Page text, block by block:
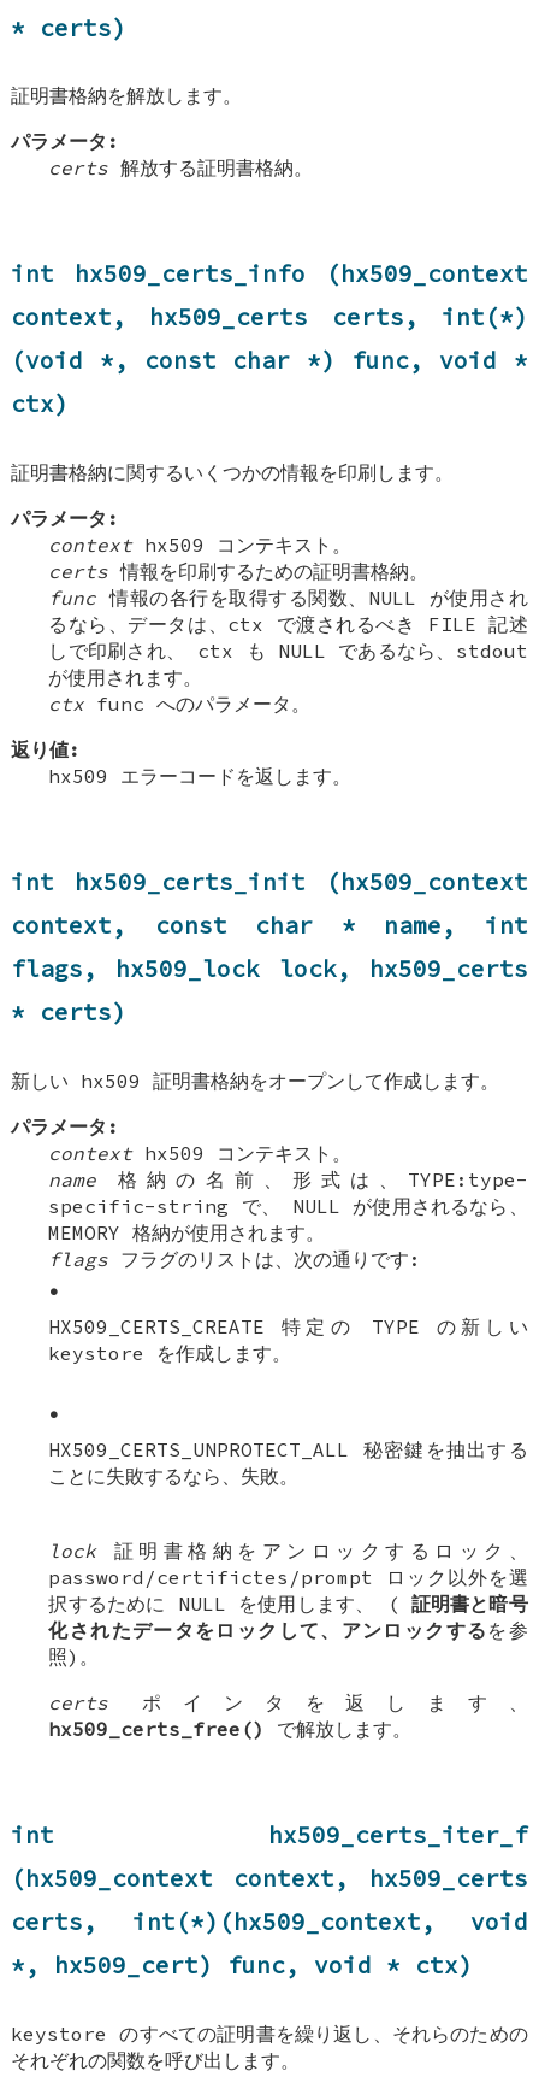
* certs)
証明書格納を解放します。
パラメータ:
certs 解放する証明書格納。
int hx509_certs_info (hx509_context
context, hx509_certs certs, int(*)
(void *, const char *) func, void *
ctx)
証明書格納に関するいくつかの情報を印刷します。
パラメータ:
contexthx509 コンテキスト。
certs 情報を印刷するための証明書格納。
func 情報の各行を取得する関数、NULL が使用され
るなら、データは、ctx で渡されるべき FILE 記述
しで印刷され、 ctx も NULL であるなら、stdout
が使用されます。
ctx func へのパラメータ。
返り値:
hx509 エラーコードを返します。
int hx509_certs_init (hx509_context
context, const char * name, int
flags, hx509_lock lock, hx509_certs
* certs)
新しい hx509 証明書格納をオープンして作成します。
パラメータ:
contexthx509 コンテキスト。
name 格納の名前、形式は、TYPE:type-
specific-string で、 NULL が使用されるなら、
MEMORY 格納が使用されます。
flags フラグのリストは、次の通りです:
•
HX509_CERTS_CREATE 特定の TYPE の新しい
keystore を作成します。
•
HX509_CERTS_UNPROTECT_ALL 秘密鍵を抽出する
ことに失敗するなら、失敗。
lock証明書格納をアンロックするロック、
password/certifictes/prompt ロック以外を選
択するために NULL を使用します、 ( 証明書と暗号
化されたデータをロックして、アンロックする を参
照)。
certs ポインタを返します、
hx509_certs_free()
で解放します。
int hx509_certs_iter_f
(hx509_context context, hx509_certs
certs, int(*)(hx509_context, void
*, hx509_cert) func, void * ctx)
keystore のすべての証明書を繰り返し、それらのための
それぞれの関数を呼び出します。